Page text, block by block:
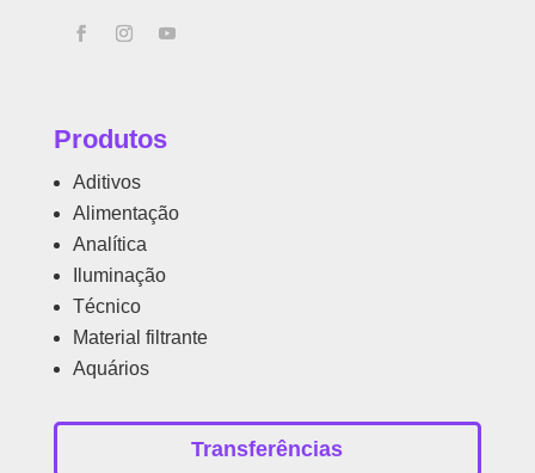
Produtos
Aditivos
Alimentação
Analítica
Iluminação
Técnico
Material filtrante
Aquários
Transferências